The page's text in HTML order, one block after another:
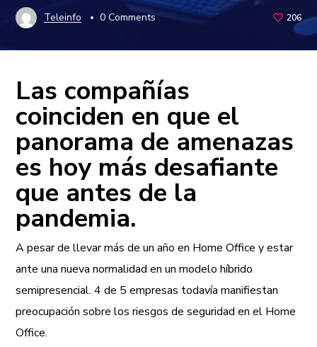
Teleinfo 0 Comments 206
Las compañías
coinciden en que el
panorama de amenazas
es hoy más desafiante
que antes de la
pandemia.
A pesar de llevar más de un año en Home Office y estar
ante una nueva normalidad en un modelo híbrido
semipresencial.4 de 5 empresas todavía manifiestan
preocupación sobre los riesgos de seguridad en el Home
Office.